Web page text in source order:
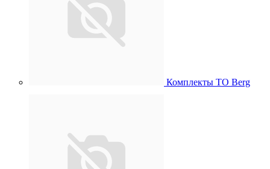
Комплекты ТО Berg